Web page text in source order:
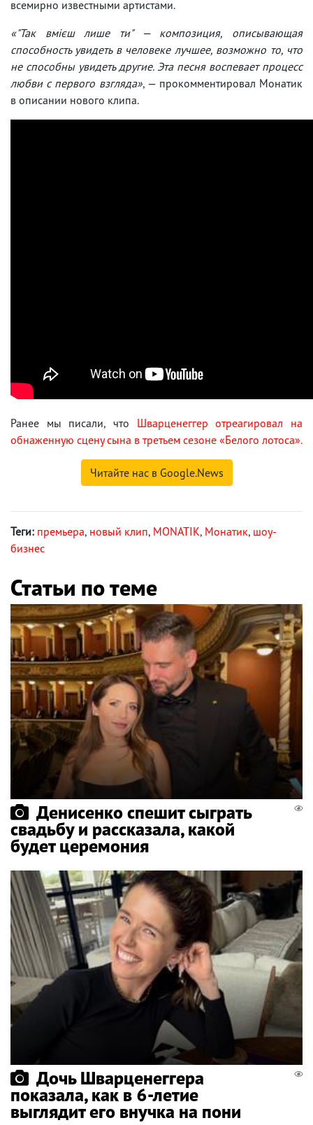
всемирно известными артистами.
«"Так вмієш лише ти" — композиция, описывающая
способность увидеть в человеке лучшее, возможно то, что
не способны увидеть другие. Эта песня воспевает процесс
любви с первого взгляда», — прокомментировал Монатик
в описании нового клипа.
Ранее мы писали, что Шварценеггер отреагировал на
обнаженную сцену сына в третьем сезоне «Белого лотоса».
Читайте нас в Google.News
Теги: премьера, новый клип, MONATIK, Монатик, шоу-
бизнес
Статьи по теме
Денисенко спешит сыграть
свадьбу и рассказала, какой
будет церемония
Дочь Шварценеггера
показала, как в 6-летие
выглядит его внучка на пони